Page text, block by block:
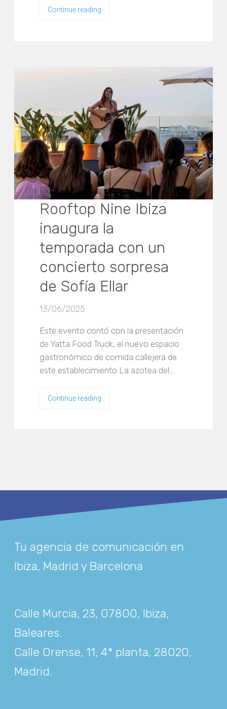
Continue reading
Rooftop Nine Ibiza
inaugura la
temporada con un
concierto sorpresa
de Sofía Ellar
13/06/2025
Este evento contó con la presentación
de Yatta Food Truck, el nuevo espacio
gastronómico de comida callejera de
este establecimiento La azotea del…
Continue reading
Tu agencia de comunicación en
Ibiza, Madrid y Barcelona
Calle Murcia, 23, 07800, Ibiza,
Baleares.
Calle Orense, 11, 4ª planta, 28020,
Madrid.